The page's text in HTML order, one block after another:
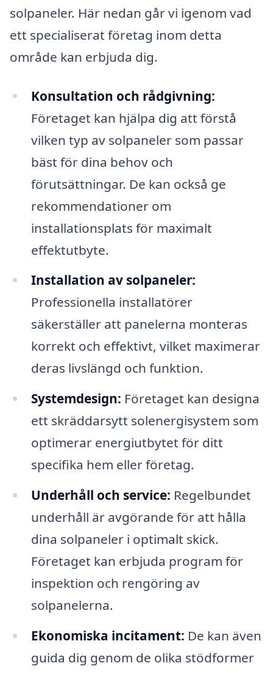
solpaneler. Här nedan går vi igenom vad
ett specialiserat företag inom detta
område kan erbjuda dig.
Konsultation och rådgivning:
Företaget kan hjälpa dig att förstå
vilken typ av solpaneler som passar
bäst för dina behov och
förutsättningar. De kan också ge
rekommendationer om
installationsplats för maximalt
effektutbyte.
Installation av solpaneler:
Professionella installatörer
säkerställer att panelerna monteras
korrekt och effektivt, vilket maximerar
deras livslängd och funktion.
Systemdesign: Företaget kan designa
ett skräddarsytt solenergisystem som
optimerar energiutbytet för ditt
specifika hem eller företag.
Underhåll och service: Regelbundet
underhåll är avgörande för att hålla
dina solpaneler i optimalt skick.
Företaget kan erbjuda program för
inspektion och rengöring av
solpanelerna.
Ekonomiska incitament: De kan även
guida dig genom de olika stödformer